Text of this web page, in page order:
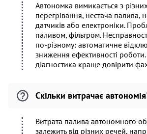
Автономка вимикається з
перегрівання, нестача палива,
датчиків або електроніки.
паливом, фільтром.
по-різному: автоматичне
зниження ефективності
діагностика краще довірити
Скільки витрачає
Витрата палива автономного
залежить від різних речей,